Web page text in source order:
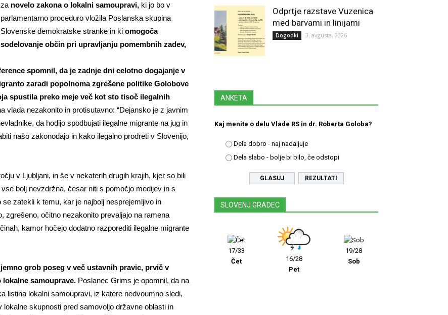
za novelo zakona o lokalni samoupravi, ki jo bo v
parlamentarno proceduro vložila Poslanska skupina
Slovenske demokratske stranke in ki omogoča
sodelovanje občin pri upravljanju pomembnih zadev,
spomnil, da je zadnje dni celotno dogajanje v
zaradi popolnoma zgrešene politike Golobove
spustila preko meje več kot sto tisoč ilegalnih
vlada nezakonito in protisutavno: “Dejansko je z javnim
da hodijo spodbujati ilegalne migrante na jug in
našo zakonodajo in kako ilegalno prodreti v Slovenijo,
v Ljubljani, in še v nekaterih drugih krajih, kjer so bili
bolj nevzdržna, česar niti s pomočjo medijev in s
zatekli k temu, kar je najbolj nesprejemljivo in
zgrešeno, očitno nezakonito prevaljajo na ramena
kamor hočejo dodatno razporediti ilegalne migrante
grob poseg v več ustavnih pravic, prvič v
samouprave. Poslanec Grims je opomnil, da na
listina lokalni samoupravi, iz katere nedvoumno sledi,
skupnosti pred samovoljo državne oblasti in
Odprtje razstave Vuzenica
med barvami in linijami
Dogodki 3. avgusta, 2026
ANKETA
Kaj menite o delu Vlade RS in dr. Roberta Goloba?
Dela dobro - naj nadaljuje
Dela slabo - bolje bi bilo, če odstopi
REZULTATI
SLOVENJ GRADEC
17/33
Čet
16/28
Pet
19/28
Sob